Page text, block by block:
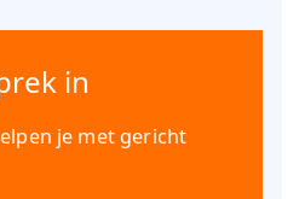
in
je met gericht